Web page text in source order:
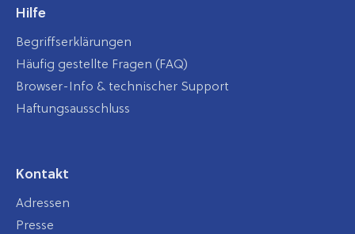
Hilfe
Begriffserklärungen
Häufig gestellte Fragen (FAQ)
Browser-Info & technischer Support
Haftungsausschluss
Kontakt
Adressen
Presse